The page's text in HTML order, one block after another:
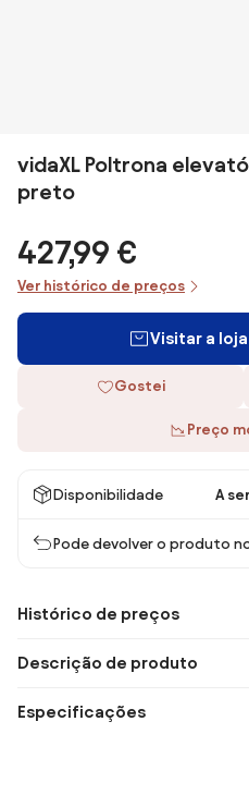
vidaXL Poltrona
preto
427,99 €
Ver histórico de preços
Visitar a
Gostei
Preço
Disponibilidade A
Pode devolver o produto
Histórico de preços
Descrição de produto
Especificações